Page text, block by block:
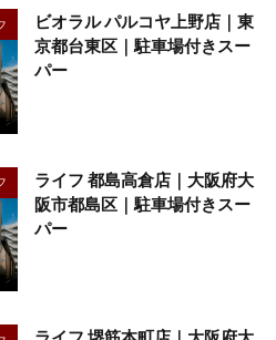
ビオラル パルコヤ上野店｜東
京都台東区｜駐車場付きスー
パー
ライフ 都島高倉店｜大阪府大
阪市都島区｜駐車場付きスー
パー